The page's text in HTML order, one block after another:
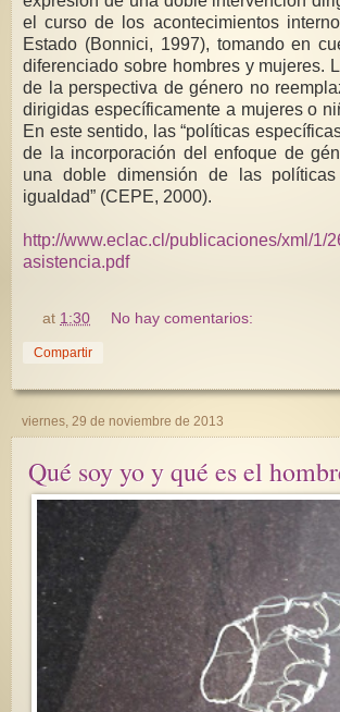
el curso de los acontecimientos
Estado (Bonnici, 1997), tomando en
diferenciado sobre hombres y mujeres.
de la perspectiva de género no
dirigidas específicamente a mujeres o
En este sentido, las “políticas
de la incorporación del enfoque de
una doble dimensión de las
igualdad” (CEPE, 2000).
http://www.eclac.cl/publicaciones/xml/1/
asistencia.pdf
at 1:30 No hay comentarios:
Compartir
viernes, 29 de noviembre de 2013
Qué soy yo y qué es el